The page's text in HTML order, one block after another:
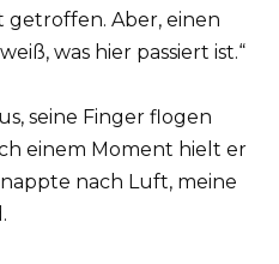
getroffen. Aber, einen
was hier passiert ist.“
seine Finger flogen
einem Moment hielt er
nach Luft, meine